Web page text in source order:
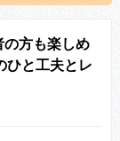
の方も楽しめ
ひと工夫とレ